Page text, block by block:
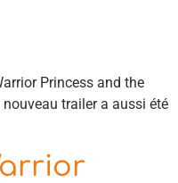
Princess and the
trailer a aussi été